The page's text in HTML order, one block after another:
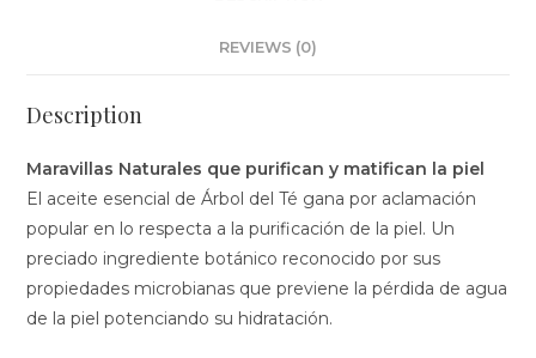
REVIEWS (0)
Description
Maravillas Naturales que purifican y matifican la piel
El aceite esencial de Árbol del Té gana por aclamación
popular en lo respecta a la purificación de la piel. Un
preciado ingrediente botánico reconocido por sus
propiedades microbianas que previene la pérdida de agua
de la piel potenciando su hidratación.